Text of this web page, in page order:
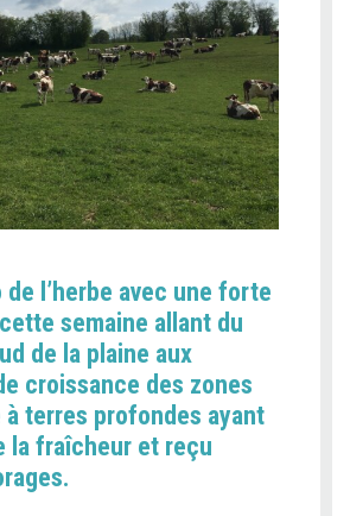
de l’herbe avec une forte
semaine allant du
de la plaine aux
croissance des zones
terres profondes ayant
la fraîcheur et reçu